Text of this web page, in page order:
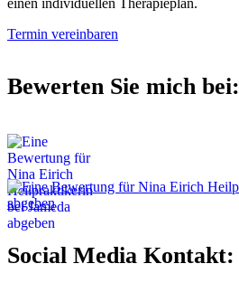
Termin vereinbaren
Bewerten Sie mich bei:
Social Media Kontakt: